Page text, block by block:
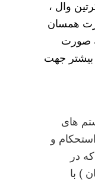
وال ،
همسان
صورت
بیشتر جهت
های
و
در
) با